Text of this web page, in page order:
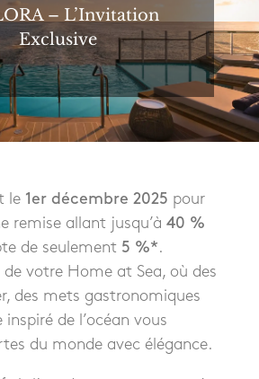
– L’Invitation
Exclusive
le 1er décembre 2025 pour
remise allant jusqu’à 40 %
de seulement 5 %*.
votre Home at Sea, où des
des mets gastronomiques
de l’océan vous
du monde avec élégance.